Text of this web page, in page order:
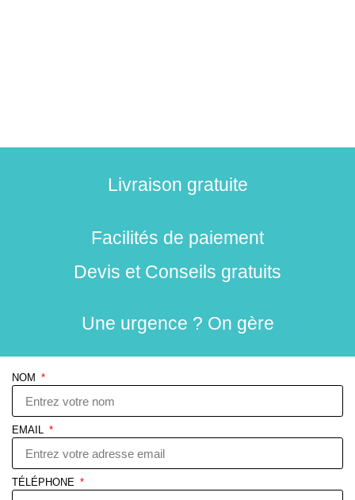
Livraison gratuite
Facilités de paiement
Devis et Conseils gratuits
Une urgence ? On gère
NOM
EMAIL
TÉLÉPHONE